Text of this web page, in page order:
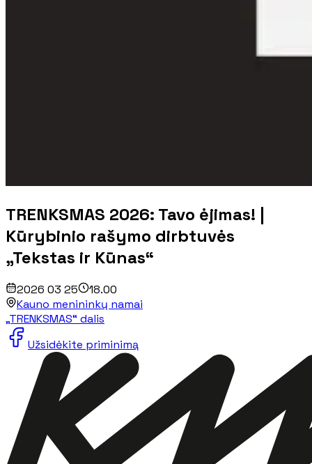
TRENKSMAS 2026: Tavo ėjimas! |
Kūrybinio rašymo dirbtuvės
„Tekstas ir Kūnas“
2026 03 25
18.00
Kauno menininkų namai
„TRENKSMAS“ dalis
Užsidėkite priminimą